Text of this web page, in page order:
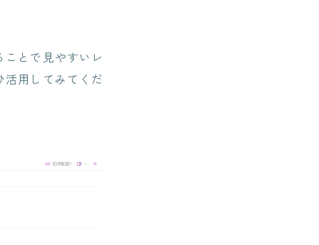
とで見やすいレ
用してみてくだ